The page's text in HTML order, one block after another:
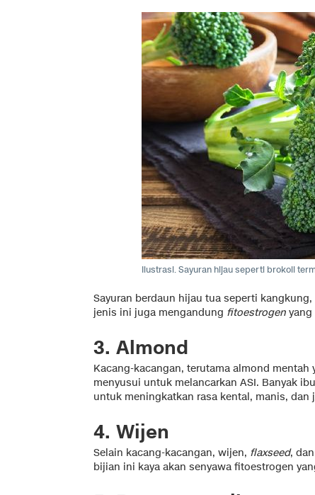
Ilustrasi. Sayuran hijau seperti brokoli
Sayuran berdaun hijau tua seperti
jenis ini juga mengandung fitoestrogen
3. Almond
Kacang-kacangan, terutama almond
menyusui untuk melancarkan ASI. Banyak
untuk meningkatkan rasa kental, manis, dan
4. Wijen
Selain kacang-kacangan, wijen, flaxseed,
bijian ini kaya akan senyawa fitoestrogen